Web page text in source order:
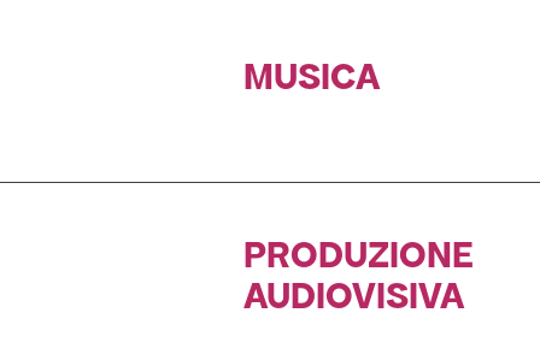
MUSICA
PRODUZIONE
AUDIOVISIVA